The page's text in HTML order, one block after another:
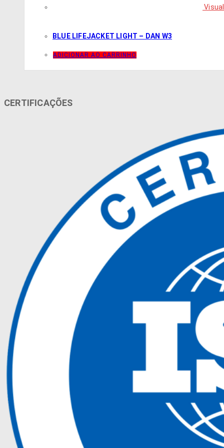
BLUE LIFEJACKET LIGHT – DAN W3
ADICIONAR AO CARRINHO
CERTIFICAÇÕES